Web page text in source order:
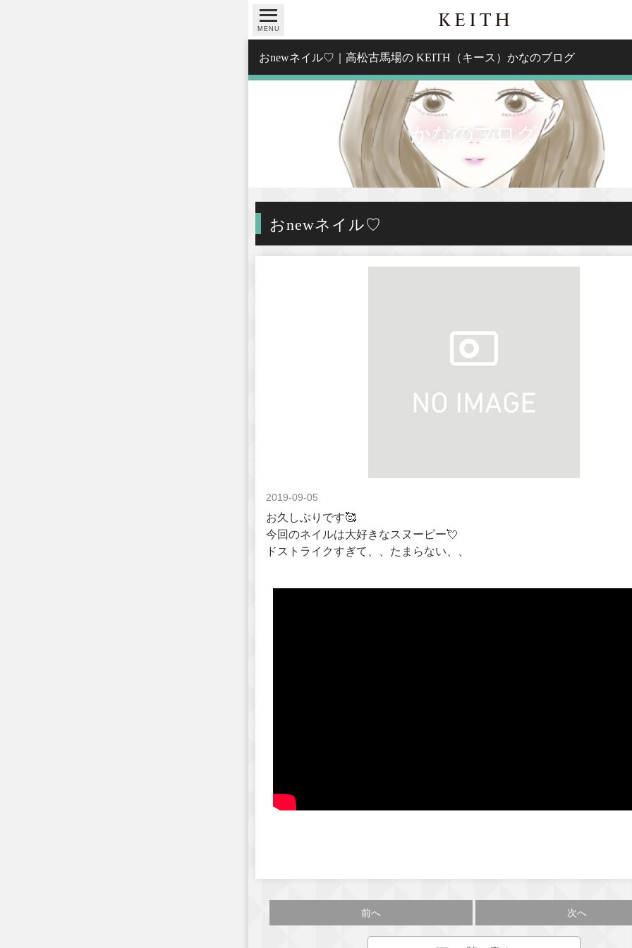
MENU
おnewネイル♡｜高松古馬場の KEITH（キース）かなのブログ
かなのブログ
おnewネイル♡
2019-09-05
お久しぶりです🥰
今回のネイルは大好きなスヌーピー💘
ドストライクすぎて、、たまらない、、
前へ 次へ